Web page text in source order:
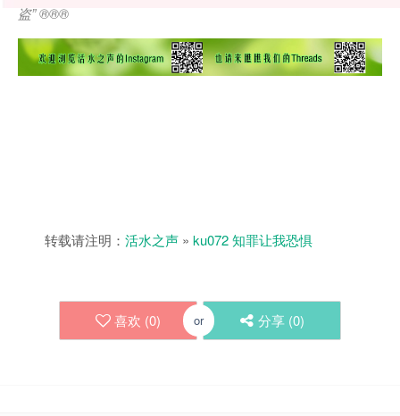
盗” ®®®
转载请注明： 活水之声 » ku072 知罪让我恐惧
喜欢 (0) or 分享 (0)